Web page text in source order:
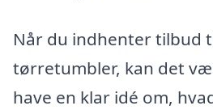
Når du indhenter tilbud
tørretumbler, kan det
have en klar idé om,